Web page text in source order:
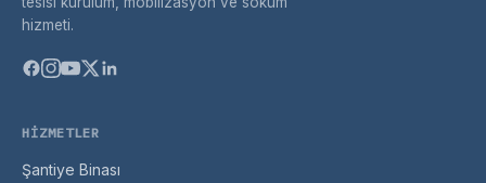
hizmeti.
HIZMETLER
Şantiye Binası